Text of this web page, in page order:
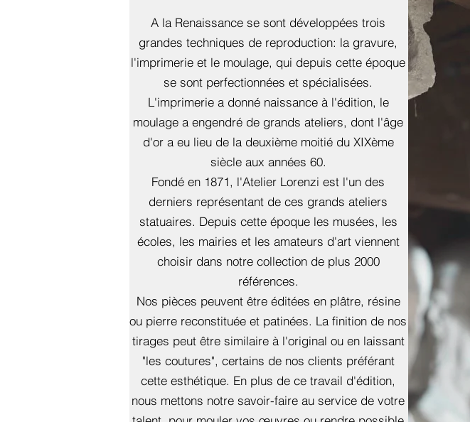
A la Renaissance se sont développées trois
grandes techniques de reproduction: la gravure,
l'imprimerie et le moulage, qui depuis cette époque
se sont perfectionnées et spécialisées.
L'imprimerie a donné naissance à l'édition, le
moulage a engendré de grands ateliers, dont l'âge
d'or a eu lieu de la deuxième moitié du XIXème
siècle aux années 60.
Fondé en 1871, l'Atelier Lorenzi est l'un des
derniers représentant de ces grands ateliers
statuaires. Depuis cette époque les musées, les
écoles, les mairies et les amateurs d'art viennent
choisir dans notre collection de plus 2000
références.
Nos pièces peuvent être éditées en plâtre, résine
ou pierre reconstituée et patinées. La finition de nos
tirages peut être similaire à l'original ou en laissant
"les coutures", certains de nos clients préférant
cette esthétique. En plus de ce travail d'édition,
nous mettons notre savoir-faire au service de votre